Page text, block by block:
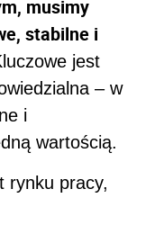
musimy
stabilne i
jest
– w
i
wartością.
rynku pracy,